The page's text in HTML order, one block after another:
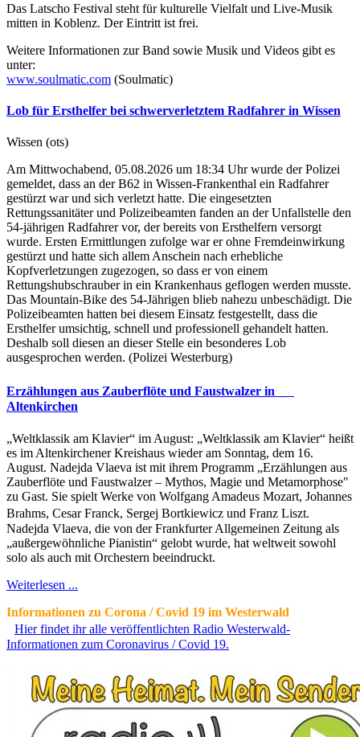
Das Latscho Festival steht für kulturelle Vielfalt und Live-Musik
mitten in Koblenz. Der Eintritt ist frei.
Weitere Informationen zur Band sowie Musik und Videos gibt es
unter:
www.soulmatic.com (Soulmatic)
Lob für Ersthelfer bei schwerverletztem Radfahrer in Wissen
Wissen (ots)
Am Mittwochabend, 05.08.2026 um 18:34 Uhr wurde der Polizei
gemeldet, dass an der B62 in Wissen-Frankenthal ein Radfahrer
gestürzt war und sich verletzt hatte. Die eingesetzten
Rettungssanitäter und Polizeibeamten fanden an der Unfallstelle den
54-jährigen Radfahrer vor, der bereits von Ersthelfern versorgt
wurde. Ersten Ermittlungen zufolge war er ohne Fremdeinwirkung
gestürzt und hatte sich allem Anschein nach erhebliche
Kopfverletzungen zugezogen, so dass er von einem
Rettungshubschrauber in ein Krankenhaus geflogen werden musste.
Das Mountain-Bike des 54-Jährigen blieb nahezu unbeschädigt. Die
Polizeibeamten hatten bei diesem Einsatz festgestellt, dass die
Ersthelfer umsichtig, schnell und professionell gehandelt hatten.
Deshalb soll diesen an dieser Stelle ein besonderes Lob
ausgesprochen werden. (Polizei Westerburg)
Erzählungen aus Zauberflöte und Faustwalzer in
Altenkirchen
„Weltklassik am Klavier“ im August: „Weltklassik am Klavier“ heißt
es im Altenkirchener Kreishaus wieder am Sonntag, dem 16.
August. Nadejda Vlaeva ist mit ihrem Programm „Erzählungen aus
Zauberflöte und Faustwalzer – Mythos, Magie und Metamorphose"
zu Gast. Sie spielt Werke von Wolfgang Amadeus Mozart, Johannes
Brahms, Cesar Franck, Sergej Bortkiewicz und Franz Liszt.
Nadejda Vlaeva, die von der Frankfurter Allgemeinen Zeitung als
„außergewöhnliche Pianistin“ gelobt wurde, hat weltweit sowohl
solo als auch mit Orchestern beeindruckt.
Weiterlesen ...
Informationen zu Corona / Covid 19 im Westerwald
Hier findet ihr alle veröffentlichten Radio Westerwald-
Informationen zum Coronavirus / Covid 19.